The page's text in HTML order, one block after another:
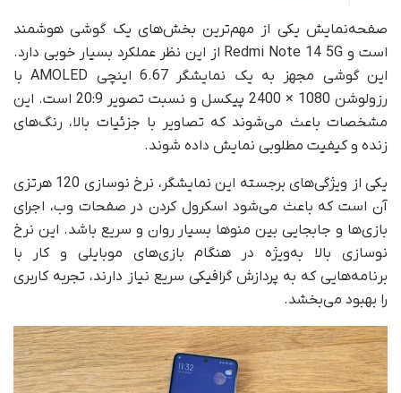
صفحه‌نمایش یکی از مهم‌ترین بخش‌های یک گوشی هوشمند
است و Redmi Note 14 5G از این نظر عملکرد بسیار خوبی دارد.
این گوشی مجهز به یک نمایشگر 6.67 اینچی AMOLED با
رزولوشن 1080 × 2400 پیکسل و نسبت تصویر 20:9 است. این
مشخصات باعث می‌شوند که تصاویر با جزئیات بالا، رنگ‌های
زنده و کیفیت مطلوبی نمایش داده شوند.
یکی از ویژگی‌های برجسته این نمایشگر، نرخ نوسازی 120 هرتزی
آن است که باعث می‌شود اسکرول کردن در صفحات وب، اجرای
بازی‌ها و جابجایی بین منوها بسیار روان و سریع باشد. این نرخ
نوسازی بالا به‌ویژه در هنگام بازی‌های موبایلی و کار با
برنامه‌هایی که به پردازش گرافیکی سریع نیاز دارند، تجربه کاربری
را بهبود می‌بخشد.